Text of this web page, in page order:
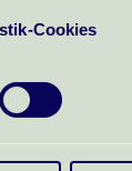
Cookies